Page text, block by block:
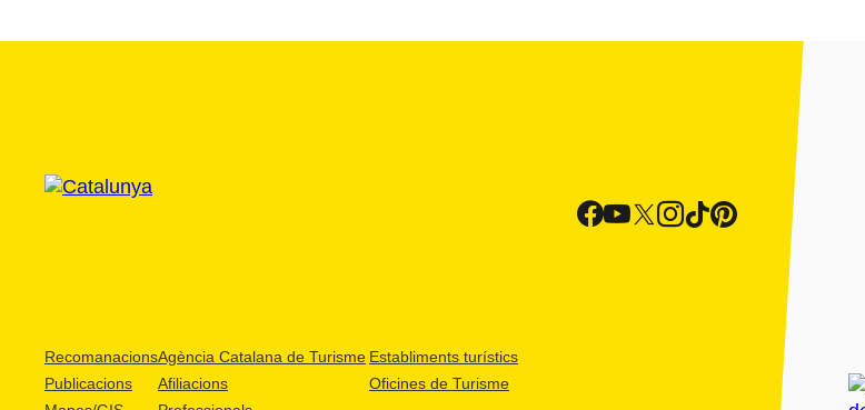
Recomanacions
Publicacions
Agència Catalana de Turisme
Afiliacions
Establiments turístics
Oficines de Turisme